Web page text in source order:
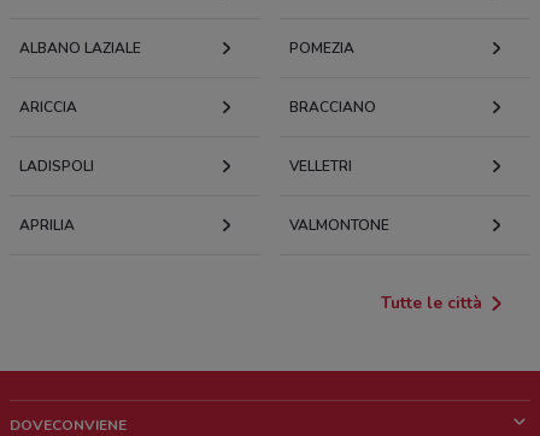
ALBANO LAZIALE POMEZIA
ARICCIA BRACCIANO
LADISPOLI VELLETRI
APRILIA VALMONTONE
Tutte le città
DOVECONVIENE